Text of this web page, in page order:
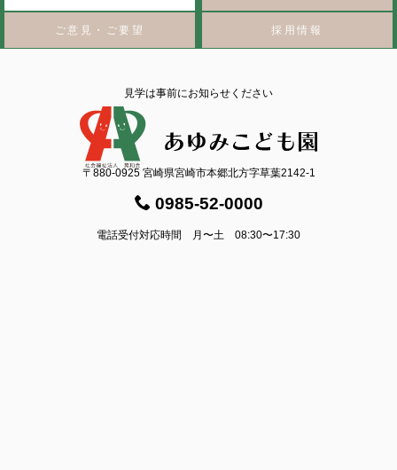
ご意見・ご要望 採用情報
見学は事前にお知らせください
〒880-0925 宮崎県宮崎市本郷北方字草葉2142-1
0985-52-0000
電話受付対応時間 月〜土 08:30〜17:30